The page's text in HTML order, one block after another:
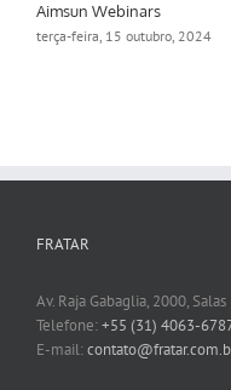
Aimsun Webinars
terça-feira, 15 outubro, 2024
FRATAR
Av. Raja Gabaglia, 2000,
Telefone:+55 (31) 4063-
E-mail: